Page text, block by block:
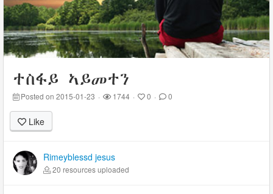
ተስፋይ ኣይመተን
Posted on 2015-01-23 · 1744 · 0 · 0
Like
Rimeyblessd jesus
20 resources uploaded